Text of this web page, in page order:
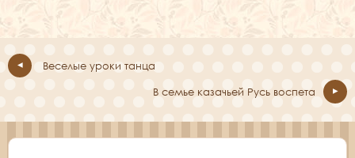
Веселые уроки танца
В семье казачьей Русь воспета